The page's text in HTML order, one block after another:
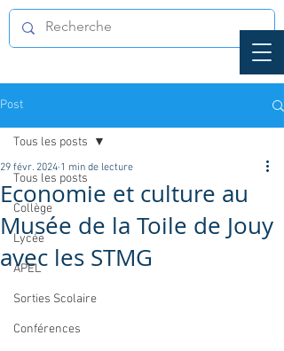
Post
Tous les posts
Collège
Lycée
APEL
Sorties Scolaire
Conférences
Tous les posts
Economie et culture au
Musée de la Toile de Jouy
avec les STMG
29 févr. 2024 1 min de lecture